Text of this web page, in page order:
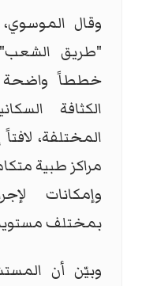
وقال
"طريق
خططاً واضحة
الكثافة
المختلفة،
مراكز طبية
وإمكانات
بمختلف
وبيّن أن